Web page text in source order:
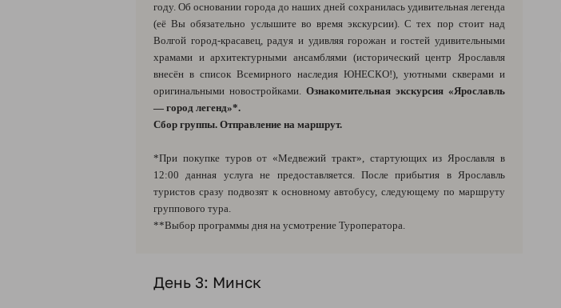
году. Об основании города до наших дней сохранилась удивительная легенда
(её Вы обязательно услышите во время экскурсии). С тех пор стоит над
Волгой город-красавец, радуя и удивляя горожан и гостей удивительными
храмами и архитектурными ансамблями (исторический центр Ярославля
внесён в список Всемирного наследия ЮНЕСКО!), уютными скверами и
оригинальными новостройками. Ознакомительная экскурсия «Ярославль
— город легенд»*.
Сбор группы. Отправление на маршрут.
*При покупке туров от «Медвежий тракт», стартующих из Ярославля в
12:00 данная услуга не предоставляется. После прибытия в Ярославль
туристов сразу подвозят к основному автобусу, следующему по маршруту
группового тура.
**Выбор программы дня на усмотрение Туроператора.
День 3: Минск